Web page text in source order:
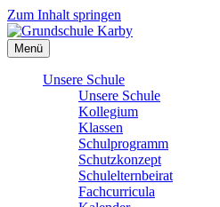
Zum Inhalt springen
Menü
Unsere Schule
Unsere Schule
Kollegium
Klassen
Schulprogramm
Schutzkonzept
Schulelternbeirat
Fachcurricula